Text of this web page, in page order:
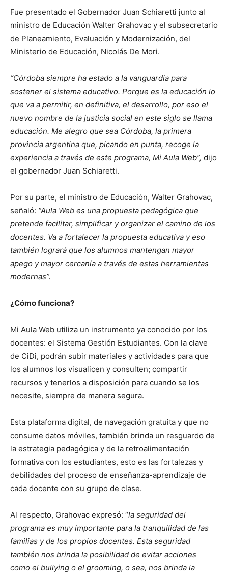
Fue presentado el Gobernador Juan Schiaretti junto al
ministro de Educación Walter Grahovac y el subsecretario
de Planeamiento, Evaluación y Modernización, del
Ministerio de Educación, Nicolás De Mori.
“Córdoba siempre ha estado a la vanguardia para
sostener el sistema educativo. Porque es la educación lo
que va a permitir, en definitiva, el desarrollo, por eso el
nuevo nombre de la justicia social en este siglo se llama
educación. Me alegro que sea Córdoba, la primera
provincia argentina que, picando en punta, recoge la
experiencia a través de este programa, Mi Aula Web”, dijo
el gobernador Juan Schiaretti.
Por su parte, el ministro de Educación, Walter Grahovac,
señaló: “Aula Web es una propuesta pedagógica que
pretende facilitar, simplificar y organizar el camino de los
docentes. Va a fortalecer la propuesta educativa y eso
también logrará que los alumnos mantengan mayor
apego y mayor cercanía a través de estas herramientas
modernas”.
¿Cómo funciona?
Mi Aula Web utiliza un instrumento ya conocido por los
docentes: el Sistema Gestión Estudiantes. Con la clave
de CiDi, podrán subir materiales y actividades para que
los alumnos los visualicen y consulten; compartir
recursos y tenerlos a disposición para cuando se los
necesite, siempre de manera segura.
Esta plataforma digital, de navegación gratuita y que no
consume datos móviles, también brinda un resguardo de
la estrategia pedagógica y de la retroalimentación
formativa con los estudiantes, esto es las fortalezas y
debilidades del proceso de enseñanza-aprendizaje de
cada docente con su grupo de clase.
Al respecto, Grahovac expresó: “la seguridad del
programa es muy importante para la tranquilidad de las
familias y de los propios docentes. Esta seguridad
también nos brinda la posibilidad de evitar acciones
como el bullying o el grooming, o sea, nos brinda la